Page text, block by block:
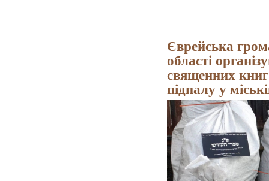
Єврейська
області
священних
підпалу у